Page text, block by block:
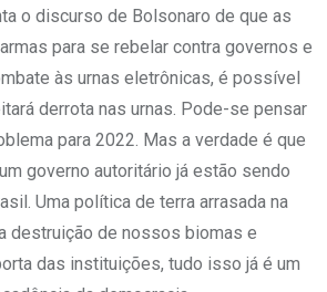
o discurso de Bolsonaro de que as
para se rebelar contra governos e
às urnas eletrônicas, é possível
derrota nas urnas. Pode-se pensar
para 2022. Mas a verdade é que
governo autoritário já estão sendo
Uma política de terra arrasada na
destruição de nossos biomas e
das instituições, tudo isso já é um